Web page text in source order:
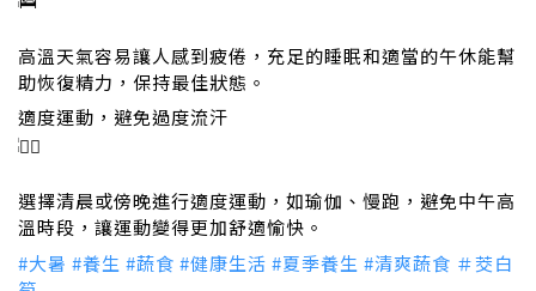
高溫天氣容易讓人感到疲倦，充足的睡眠和適當的午休能幫
助恢復精力，保持最佳狀態。
適度運動，避免過度流汗
選擇清晨或傍晚進行適度運動，如瑜伽、慢跑，避免中午高
溫時段，讓運動變得更加舒適愉快。
#大暑 #養生 #蔬食 #健康生活 #夏季養生 #清爽蔬食 ＃茭白